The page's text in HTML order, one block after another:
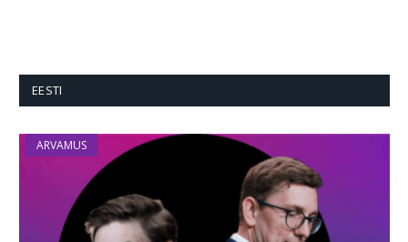
EESTI
ARVAMUS